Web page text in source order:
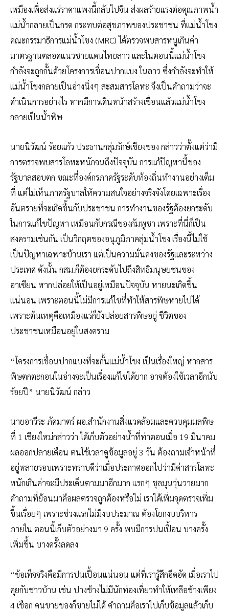
เหมืองเพื่อส่งแร่ราคาแพงนี้กลับไปจีน ส่งผลร้ายแรงต่อคุณภาพน้ำ
แม่น้ำกลายเป็นกรด กระทบต่อสุขภาพของประชาชน ที่แม่น้ำโขง
คณะกรรมาธิการแม่น้ำโขง (MRC) ได้ตรวจพบสารหนูเกินค่า
มาตรฐานตลอดแนวชายแดนไทยลาว และในตอนนี้แม่น้ำโขง
กำลังจะถูกกั้นด้วยโครงการเขื่อนปากแบง ในลาว ซึ่งกำลังจะทำให้
แม่น้ำโขงกลายเป็นอ่างนิ่งๆ สะสมสารโลหะ จึงเป็นคำถามว่าจะ
ดำเนินการอย่างไร หากมีการเดินหน้าสร้างเขื่อนแล้วแม่น้ำโขง
กลายเป็นน้ำพิษ
นายนิวัฒน์ ร้อยแก้ว ประธานกลุ่มรักษ์เชียงของ กล่าวว่าตั้งแต่ว่ามี
การตรวจพบสารโลหะหนักจนถึงปัจจุบัน การแก้ปัญหานี้ของ
รัฐบาลสอบตก ขณะที่องค์กรภาครัฐระดับท้องถิ่นทำงานอย่างเต็ม
ที่ แต่ไม่เห็นภาครัฐบาลให้ความสนใจอย่างจริงจังโดยเฉพาะเรื่อง
อันตรายที่จะเกิดขึ้นกับประชาชน การทำงานของรัฐต้องยกระดับ
ในการแก้ไขปัญหา เหมือนกับกรณีของกัมพูชา เพราะที่นี่ก็เป็น
สงครามเช่นกัน เป็นวิกฤตของอนุภูมิภาคลุ่มน้ำโขง เรื่องนี้ไม่ใช้
เป็นปัญหาเฉพาะบ้านเรา แต่เป็นความมั่นคงของรัฐและระหว่าง
ประเทศ ดังนั้น กสม.ก็ต้องยกระดับไปถึงสิทธิมนุษยชนของ
อาเซียน หากปล่อยให้เป็นอยู่เหมือนปัจจุบัน หายนะเกิดขึ้น
แน่นอน เพราะตอนนี้ไม่มีการแก้ไขที่ทำให้สารพิษหายไปได้
เพราะต้นเหตุคือเหมืองแร่ก็ยังปล่อยสารพิษอยู่ ชีวิตของ
ประชาชนเหมือนอยู่ในสงคราม
“โครงการเขื่อนปากแบงที่จะกั้นแม่น้ำโขง เป็นเรื่องใหญ่ หากสาร
พิษตกตะกอนในอ่างจะเป็นเรื่องแก้ไขได้ยาก อาจต้องใช้เวลาอีกนับ
ร้อยปี” นายนิวัฒน์ กล่าว
นายอาวีระ ภัคมาตร์ ผอ.สำนักงานสิ่งแวดล้อมและควบคุมมลพิษ
ที่ 1 เชียงใหม่กล่าวว่า ได้เก็บตัวอย่างน้ำที่ท่าตอนเมื่อ 19 มีนาคม
ผลออกปลายเดือน ตนใช้เวลาดูข้อมูลอยู่ 3 วัน ต้องถามเจ้าหน้าที่
อยู่หลายรอบเพราะทราบดีว่าเมื่อประกาศออกไปว่ามีค่าสารโลหะ
หนักเกินค่าจะมีประเด็นตามมาอีกมาก แรกๆ ชุลมุนวุ่นวายมาก
คำถามที่ย้อนมาคือผลตรวจถูกต้องหรือไม่ เราได้เพิ่มจุดตรวจเพิ่ม
ขึ้นเรื่อยๆ เพราะช่วงแรกไม่มีงบประมาณ ต้องโยกงบบริหาร
ภายใน ตอนนี้เก็บตัวอย่างมา 9 ครั้ง พบมีการปนเปื้อน บางครั้ง
เพิ่มขึ้น บางครั้งลดลง
“ข้อเท็จจริงคือมีการปนเปื้อนแน่นอน แต่ที่เรารู้สึกอึดอัด เมื่อเราไป
คุยกับชาวบ้าน เช่น ปางช้างไม่มีนักท่องเที่ยวทำให้เหลือช้างเพียง
4 เชือก คนขายของก็ขายไม่ได้ คำถามคือเราไปเก็บข้อมูลแล้วเก็บ